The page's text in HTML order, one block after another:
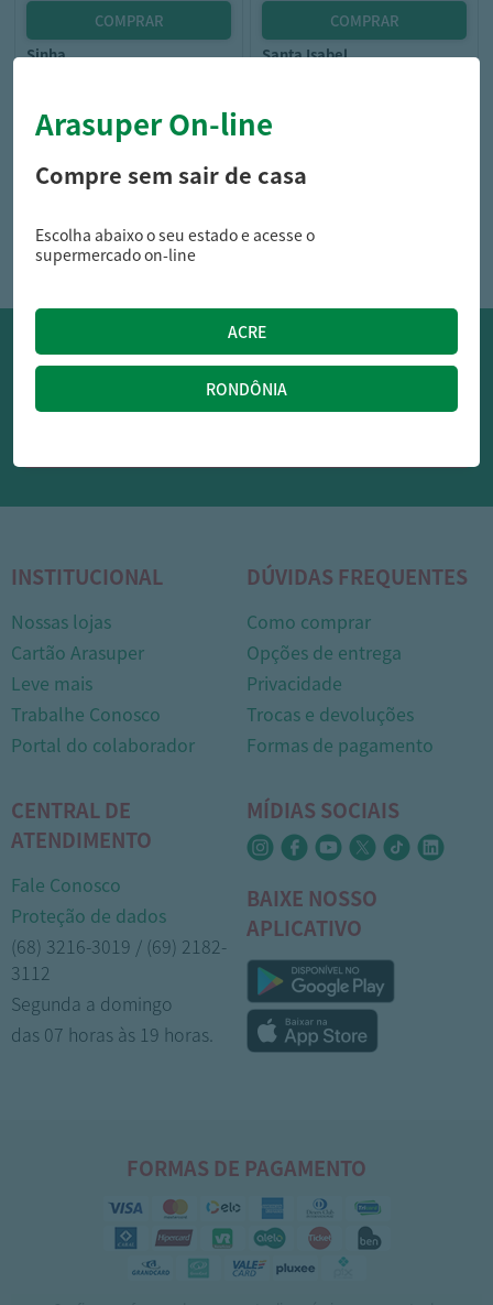
sinha
santa isabel
1
OFERTAS NO WHATSAPP:
Siga nossos canais oficiais de ofertas no Whasapp!
INSTITUCIONAL
Nossas lojas
Cartão Arasuper
Leve mais
Trabalhe Conosco
Portal do colaborador
DÚVIDAS FREQUENTES
Como comprar
Opções de entrega
Privacidade
Trocas e devoluções
Formas de pagamento
CENTRAL DE
ATENDIMENTO
Fale Conosco
Proteção de dados
(68) 3216-3019 / (69) 2182-
3112
Segunda a domingo
das 07 horas às 19 horas.
MÍDIAS SOCIAIS
BAIXE NOSSO
APLICATIVO
FORMAS DE PAGAMENTO
Arasuper On-line
Compre sem sair de casa
Escolha abaixo o seu estado e acesse o
supermercado on-line